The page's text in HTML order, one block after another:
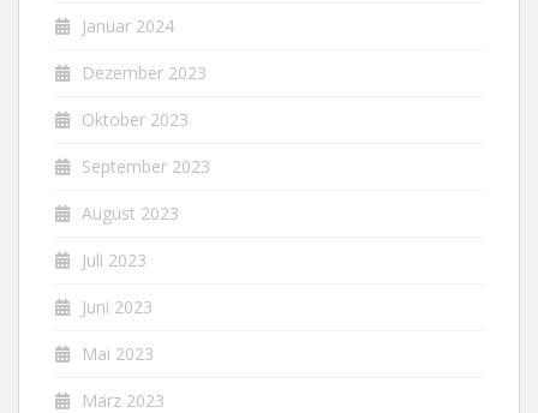
Januar 2024
Dezember 2023
Oktober 2023
September 2023
August 2023
Juli 2023
Juni 2023
Mai 2023
März 2023